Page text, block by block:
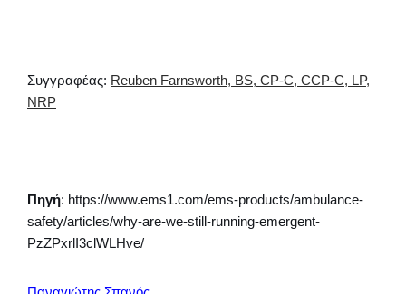
Συγγραφέας: Reuben Farnsworth, BS, CP-C, CCP-C, LP,
NRP
Πηγή: https://www.ems1.com/ems-products/ambulance-
safety/articles/why-are-we-still-running-emergent-
PzZPxrlI3clWLHve/